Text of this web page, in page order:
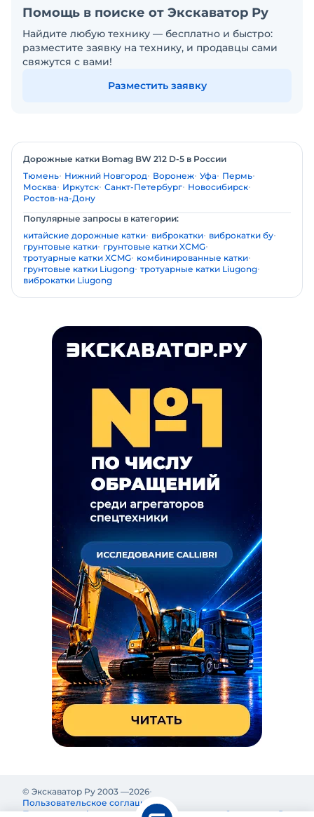
Помощь в поиске от Экскаватор Ру
Найдите любую технику — бесплатно и быстро:
разместите заявку на технику, и продавцы сами
свяжутся с вами!
Разместить заявку
Дорожные катки Bomag BW 212 D-5 в России
Тюмень Нижний Новгород Воронеж Уфа Пермь
Москва Иркутск Санкт-Петербург Новосибирск
Ростов-на-Дону
Популярные запросы в категории:
китайские дорожные катки виброкатки виброкатки бу
грунтовые катки грунтовые катки XCMG
тротуарные катки XCMG комбинированные катки
грунтовые катки Liugong тротуарные катки Liugong
виброкатки Liugong
© Экскаватор Ру 2003 —2026
Пользовательское соглашение
Политика конфиденциальности
Реклама на Экскаватор Ру